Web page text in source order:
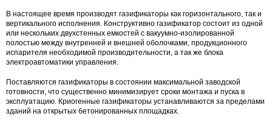
В настоящее время производят газификаторы как горизонтального, так и
вертикального исполнения. Конструктивно газификатор состоит из одной
или нескольких двухстенных емкостей с вакуумно-изолированной
полостью между внутренней и внешней оболочками, продукционного
испарителя необходимой производительности, а так же блока
электроавтоматики управления.
Поставляются газификаторы в состоянии максимальной заводской
готовности, что существенно минимизирует сроки монтажа и пуска в
эксплуатацию. Криогенные газификаторы устанавливаются за пределами
зданий на открытых бетонированных площадках.